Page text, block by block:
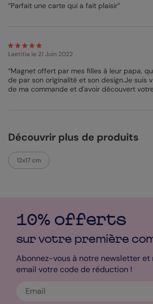
“Parfait une carte qui a fait plaisir”
Laetitia le 21 Juin 2022
“Magnet offert par mes filles à leur papa,
de par son originalité et son design.Je suis
de ma commande et d'avoir découvert
Découvrir plus de produits
12x17 cm
10% offerts
sur votre première
Abonnez-vous à notre newsletter et
email votre code de réduction !